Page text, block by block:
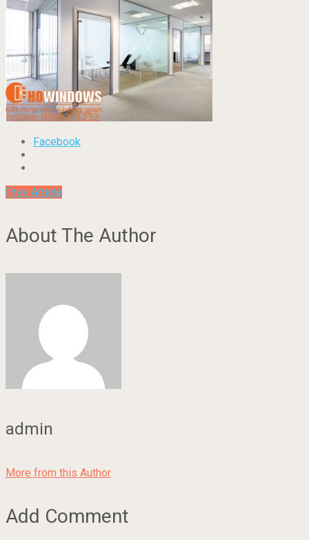
Facebook
Prev Article
About The Author
admin
More from this Author
Add Comment